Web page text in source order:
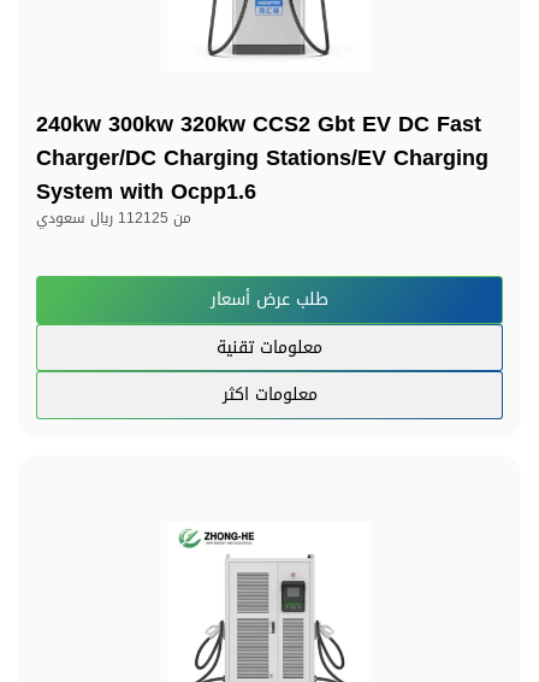
240kw 300kw 320kw CCS2 Gbt EV DC Fast
Charger/DC Charging Stations/EV Charging
System with Ocpp1.6
من 112125 ريال سعودي
طلب عرض أسعار
معلومات تقنية
معلومات اكثر